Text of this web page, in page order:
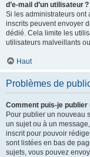
d’e-mail d’un utilisateur ?
Si les administrateurs ont
inscrits peuvent envoyer
dédié. Cela limite les
utilisateurs malveillants
Haut
Problèmes de
Comment puis-je publier
Pour publier un nouveau
un sujet ou à un
inscrit pour pouvoir
sont listées en bas de
sujets, vous pouvez